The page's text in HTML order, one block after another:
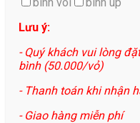
Lưu ý:
- Quý khách vui lòng
bình (50.000/vỏ)
- Thanh toán khi nhận
- Giao hàng miễn phí